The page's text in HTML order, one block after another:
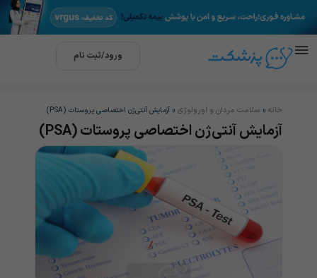
ورود/ثبت نام
خانه » سلامت مردان و اورولوژی » آزمایش آنتی‌ژن اختصاصی پروستات (PSA)
آزمایش آنتی‌ژن اختصاصی پروستات (PSA)